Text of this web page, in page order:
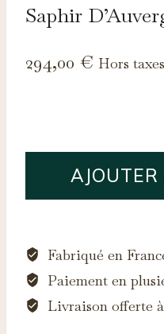
Saphir
294,00 € Hors taxes
0.30ct
AJOUTER
Fabriqué en
Paiement en
Livraison offerte